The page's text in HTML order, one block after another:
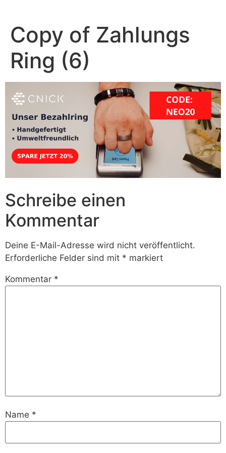
springen
Copy of Zahlungs
Ring (6)
Schreibe einen
Kommentar
Deine E-Mail-Adresse wird nicht veröffentlicht.
Erforderliche Felder sind mit * markiert
Kommentar *
Name *